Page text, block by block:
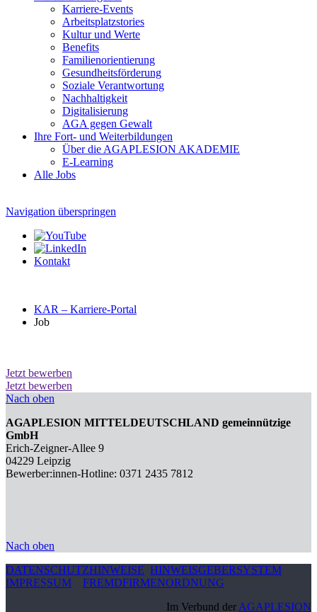
Karriere-Events
Arbeitsplatzstories
Kultur und Werte
Benefits
Familien­orientierung
Gesundheits­förderung
Soziale Verantwortung
Nachhaltigkeit
Digitalisierung
AGA gegen Gewalt
Ihre Fort- und Weiterbildungen
Über die AGAPLESION AKADEMIE
E-Learning
Alle Jobs
Navigation überspringen
Kontakt
KAR – Karriere-Portal
Job
Jetzt bewerben
Jetzt bewerben
Nach oben
AGAPLESION MITTELDEUTSCHLAND gemeinnützige
GmbH
Erich-Zeigner-Allee 9
04229 Leipzig
Bewerber:innen-Hotline: 0371 2435 7812
Nach oben
DATENSCHUTZHINWEISE HINWEISGEBERSYSTEM
IMPRESSUM
FREMDFIRMENORDNUNG
Im Verbund der AGAPLESION